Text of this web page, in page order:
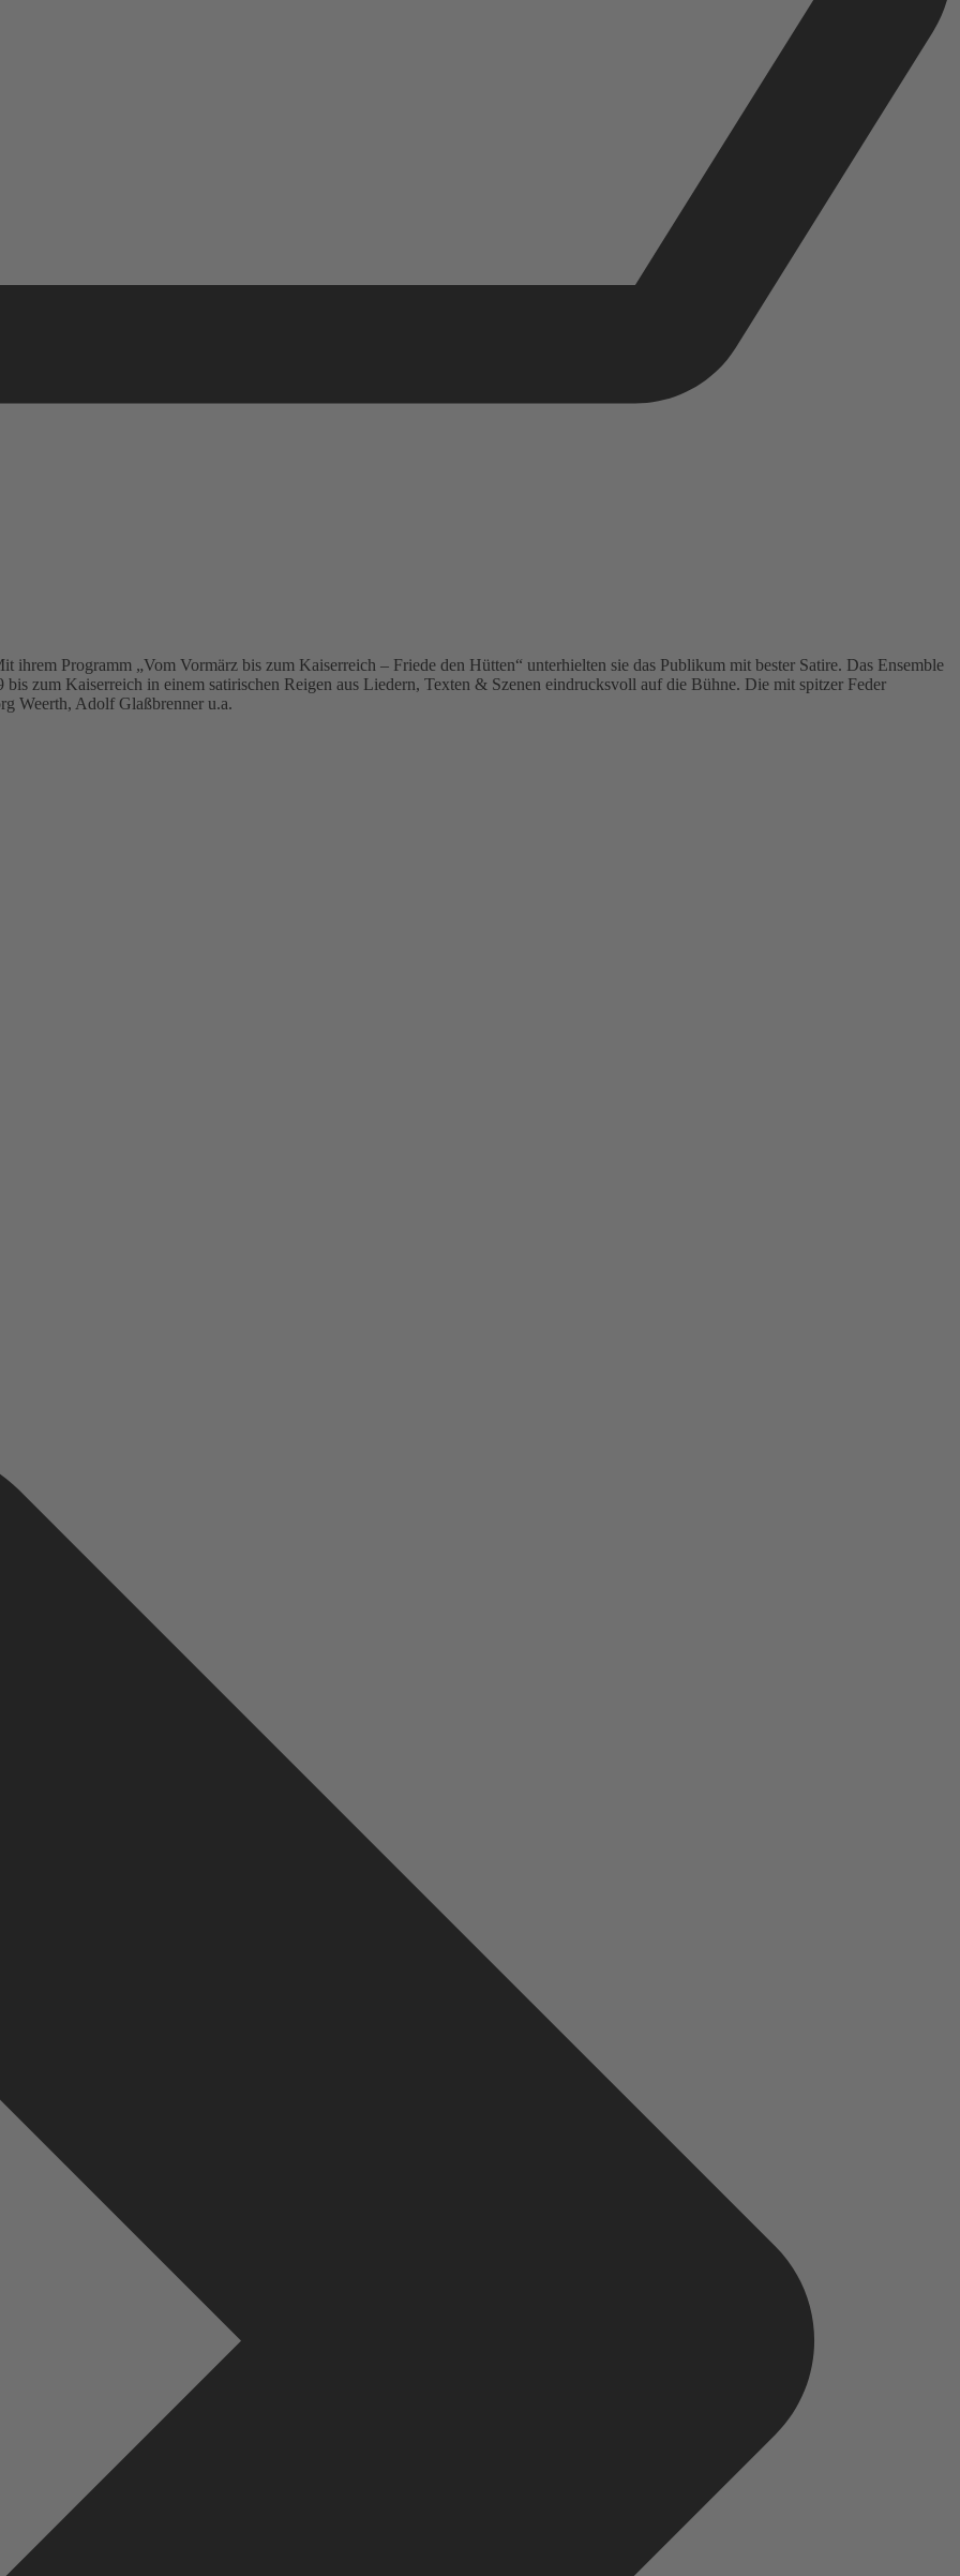
Programm „Vom Vormärz bis zum Kaiserreich – Friede den Hütten“ unterhielten sie das Publikum mit bester Satire. Das Ensemble
zum Kaiserreich in einem satirischen Reigen aus Liedern, Texten & Szenen eindrucksvoll auf die Bühne. Die mit spitzer Feder
Weerth, Adolf Glaßbrenner u.a.